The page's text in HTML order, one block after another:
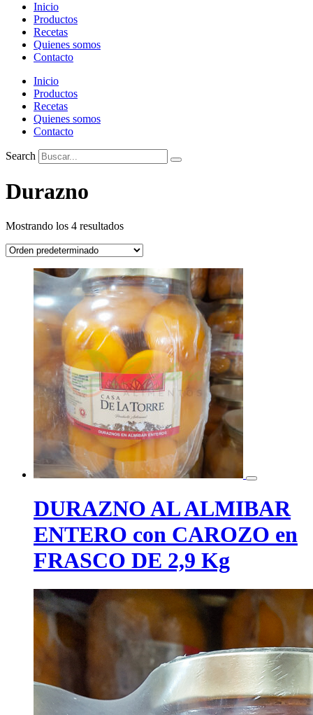
Inicio
Productos
Recetas
Quienes somos
Contacto
Inicio
Productos
Recetas
Quienes somos
Contacto
Search
Durazno
Mostrando los 4 resultados
DURAZNO AL ALMIBAR
ENTERO con CAROZO en
FRASCO DE 2,9 Kg